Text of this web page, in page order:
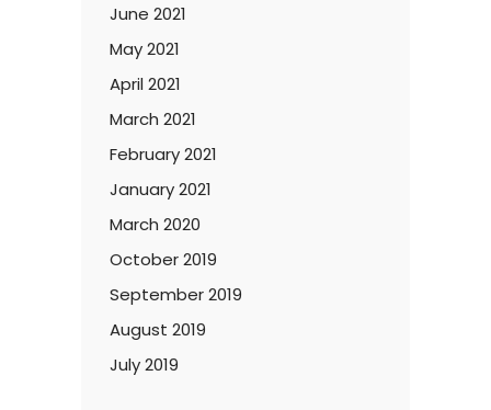
June 2021
May 2021
April 2021
March 2021
February 2021
January 2021
March 2020
October 2019
September 2019
August 2019
July 2019